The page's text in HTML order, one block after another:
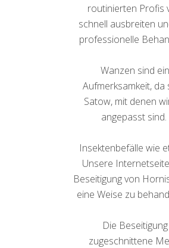
routinierten Profis
schnell ausbreiten
professionelle
Wanzen sind
Aufmerksamkeit,
Satow, mit denen
angepasst
Insektenbefälle wie
Unsere
Beseitigung von
eine Weise zu
Die
zugeschnittene